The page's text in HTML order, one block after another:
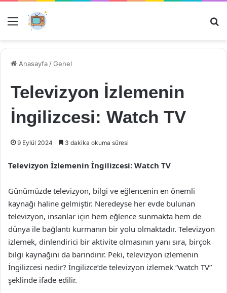
Menü
Anasayfa /Genel
Televizyon İzlemenin
İngilizcesi: Watch TV
9 Eylül 2024 3 dakika okuma süresi
Televizyon İzlemenin İngilizcesi: Watch TV
Günümüzde televizyon, bilgi ve eğlencenin en önemli
kaynağı haline gelmiştir. Neredeyse her evde bulunan
televizyon, insanlar için hem eğlence sunmakta hem de
dünya ile bağlantı kurmanın bir yolu olmaktadır. Televizyon
izlemek, dinlendirici bir aktivite olmasının yanı sıra, birçok
bilgi kaynağını da barındırır. Peki, televizyon izlemenin
İngilizcesi nedir? İngilizce’de televizyon izlemek “watch TV”
şeklinde ifade edilir.